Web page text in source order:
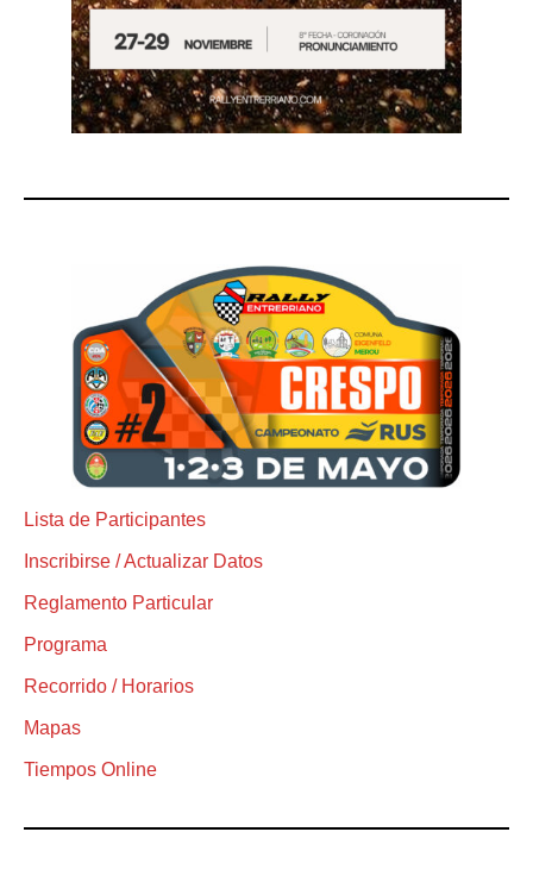
Lista de Participantes
Inscribirse / Actualizar Datos
Reglamento Particular
Programa
Recorrido / Horarios
Mapas
Tiempos Online